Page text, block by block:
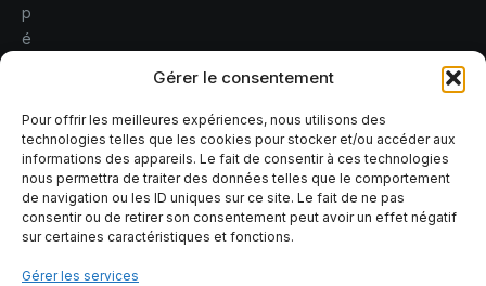
Gérer le consentement
Pour offrir les meilleures expériences, nous utilisons des
technologies telles que les cookies pour stocker et/ou accéder aux
informations des appareils. Le fait de consentir à ces technologies
nous permettra de traiter des données telles que le comportement
de navigation ou les ID uniques sur ce site. Le fait de ne pas
consentir ou de retirer son consentement peut avoir un effet négatif
sur certaines caractéristiques et fonctions.
Gérer les services
p
é
r
l
e
s
r
i
s